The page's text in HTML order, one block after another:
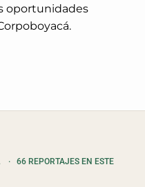
oportunidades
· 66 REPORTAJES EN ESTE